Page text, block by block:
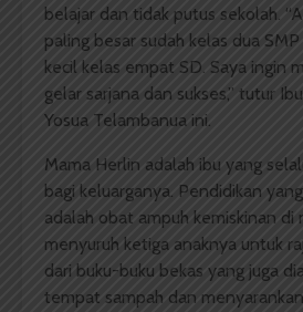
belajar dan tidak putus sekolah.
paling besar sudah kelas dua
kecil kelas empat SD. Saya ingin
gelar sarjana dan sukses,” tutur
Yosua Telambanua ini.
Mama Herlin adalah ibu yang
bagi keluarganya. Pendidikan
adalah obat ampuh kemiskinan di
menyuruh ketiga anaknya untuk
dari buku-buku bekas yang juga
tempat sampah dan